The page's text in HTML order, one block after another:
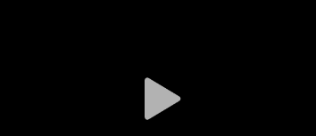
Play